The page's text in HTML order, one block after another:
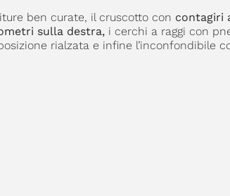
ben curate, il cruscotto con contagiri
sulla destra, i cerchi a raggi con
rialzata e infine l’inconfondibile